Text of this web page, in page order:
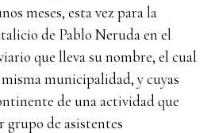
meses, esta vez para la
de Pablo Neruda en el
que lleva su nombre, el cual
municipalidad, y cuyas
de una actividad que
grupo de asistentes